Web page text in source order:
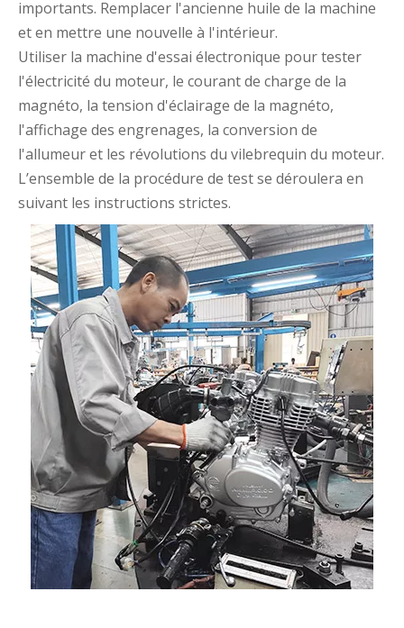
importants. Remplacer l'ancienne huile de la machine
et en mettre une nouvelle à l'intérieur.
Utiliser la machine d'essai électronique pour tester
l'électricité du moteur, le courant de charge de la
magnéto, la tension d'éclairage de la magnéto,
l'affichage des engrenages, la conversion de
l'allumeur et les révolutions du vilebrequin du moteur.
L’ensemble de la procédure de test se déroulera en
suivant les instructions strictes.